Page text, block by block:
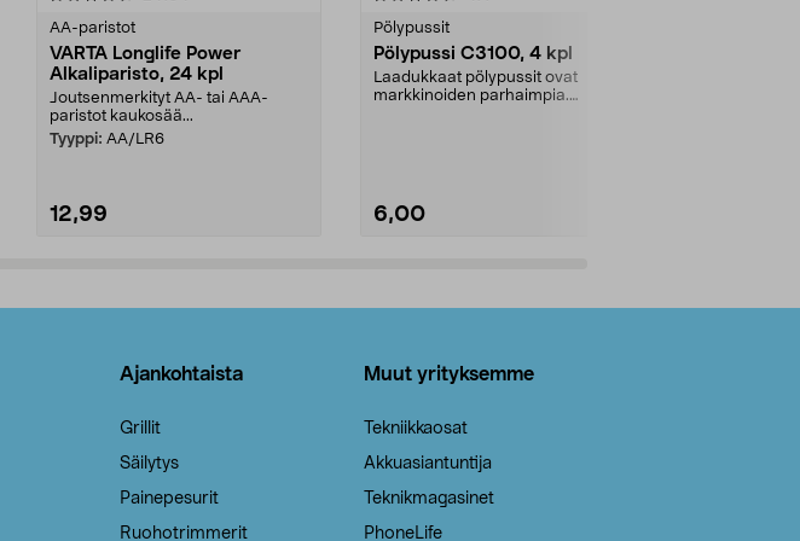
AA-paristot
VARTA Longlife Power
Alkaliparisto, 24 kpl
Joutsenmerkityt AA- tai AAA-
paristot kaukosää...
Tyyppi: AA/LR6
12,99
Pölypussit
Pölypussi C3100, 4 kpl
Laadukkaat pölypussit ovat
markkinoiden parhaimpia.
6,00
Ajankohtaista
Grillit
Säilytys
Painepesurit
Ruohotrimmerit
Muut yrityksemme
Tekniikkaosat
Akkuasiantuntija
Teknikmagasinet
PhoneLife